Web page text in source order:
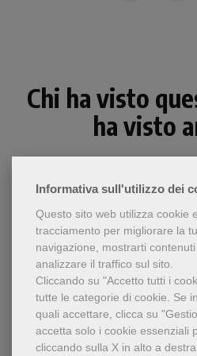
Informativa sull'utilizzo dei
Questo sito web utilizza cookie
tracciamento per migliorare la
navigazione, mostrarti
analizzare il traffico sul sito.
Cliccando su "Accetto tutti i
tutte le categorie di cookie. Se
quali accettare, clicca su
accetta solo i cookie essenziali
cliccando sulla X in alto a destra.
Chi ha visto
ha visto